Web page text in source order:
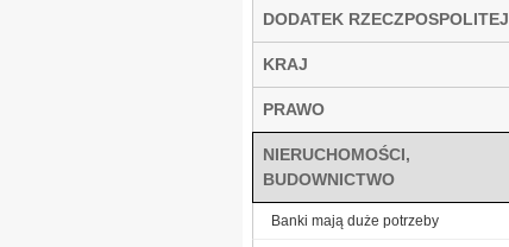
DODATEK RZECZPOSPOLITEJ
KRAJ
PRAWO
NIERUCHOMOŚCI,
BUDOWNICTWO
Banki mają duże potrzeby